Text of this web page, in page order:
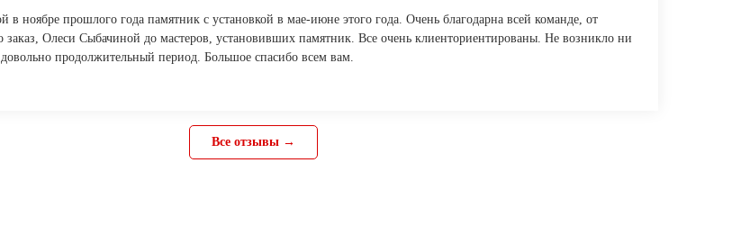
в ноябре прошлого года памятник с установкой в мае-июне этого года. Очень благодарна всей команде, от
Олеси Сыбачиной до мастеров, установивших памятник. Все очень клиенториентированы. Не возникло ни
продолжительный период. Большое спасибо всем вам.
Все отзывы →